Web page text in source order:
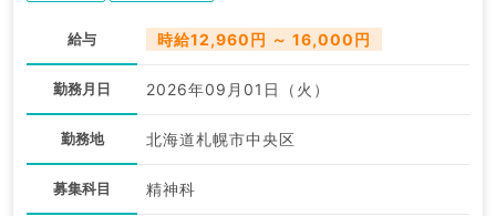
給与 時給12,960円 ～ 16,000円
勤務月日 2026年09月01日（火）
勤務地 北海道札幌市中央区
募集科目 精神科